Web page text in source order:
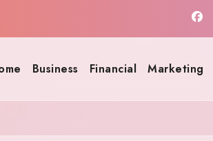
Business Financial Marketing